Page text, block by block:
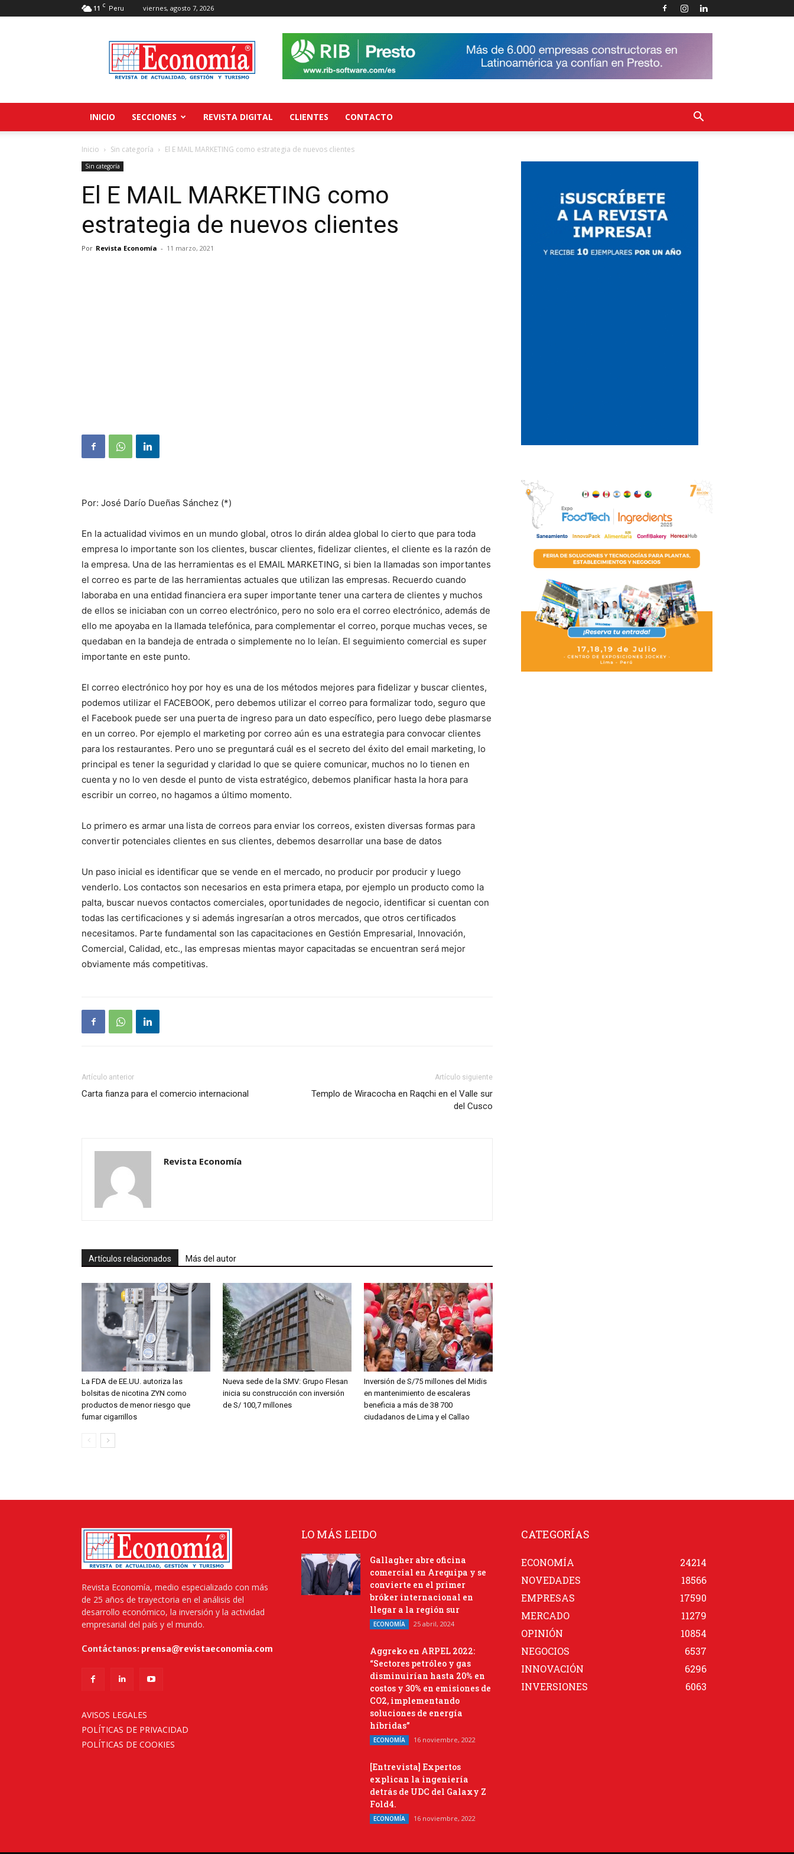
11 C Peru viernes, agosto 7, 2026
Revista
Economía
INICIO SECCIONES REVISTA DIGITAL CLIENTES CONTACTO
Inicio Sin categoría El E MAIL MARKETING como estrategia de nuevos clientes
Sin categoría
El E MAIL MARKETING como
estrategia de nuevos clientes
Por Revista Economía - 11 marzo, 2021
Por: José Darío Dueñas Sánchez (*)
En la actualidad vivimos en un mundo global, otros lo dirán aldea global lo cierto que para toda
empresa lo importante son los clientes, buscar clientes, fidelizar clientes, el cliente es la razón de
la empresa. Una de las herramientas es el EMAIL MARKETING, si bien la llamadas son importantes
el correo es parte de las herramientas actuales que utilizan las empresas. Recuerdo cuando
laboraba en una entidad financiera era super importante tener una cartera de clientes y muchos
de ellos se iniciaban con un correo electrónico, pero no solo era el correo electrónico, además de
ello me apoyaba en la llamada telefónica, para complementar el correo, porque muchas veces, se
quedaban en la bandeja de entrada o simplemente no lo leían. El seguimiento comercial es super
importante en este punto.
El correo electrónico hoy por hoy es una de los métodos mejores para fidelizar y buscar clientes,
podemos utilizar el FACEBOOK, pero debemos utilizar el correo para formalizar todo, seguro que
el Facebook puede ser una puerta de ingreso para un dato específico, pero luego debe plasmarse
en un correo. Por ejemplo el marketing por correo aún es una estrategia para convocar clientes
para los restaurantes. Pero uno se preguntará cuál es el secreto del éxito del email marketing, lo
principal es tener la seguridad y claridad lo que se quiere comunicar, muchos no lo tienen en
cuenta y no lo ven desde el punto de vista estratégico, debemos planificar hasta la hora para
escribir un correo, no hagamos a último momento.
Lo primero es armar una lista de correos para enviar los correos, existen diversas formas para
convertir potenciales clientes en sus clientes, debemos desarrollar una base de datos
Un paso inicial es identificar que se vende en el mercado, no producir por producir y luego
venderlo. Los contactos son necesarios en esta primera etapa, por ejemplo un producto como la
palta, buscar nuevos contactos comerciales, oportunidades de negocio, identificar si cuentan con
todas las certificaciones y si además ingresarían a otros mercados, que otros certificados
necesitamos. Parte fundamental son las capacitaciones en Gestión Empresarial, Innovación,
Comercial, Calidad, etc., las empresas mientas mayor capacitadas se encuentran será mejor
obviamente más competitivas.
Artículo anterior
Carta fianza para el comercio internacional
Artículo siguiente
Templo de Wiracocha en Raqchi en el Valle sur
del Cusco
Revista Economía
Artículos relacionados Más del autor
La FDA de EE.UU. autoriza las
bolsitas de nicotina ZYN como
productos de menor riesgo que
fumar cigarrillos
Nueva sede de la SMV: Grupo Flesan
inicia su construcción con inversión
de S/ 100,7 millones
Inversión de S/75 millones del Midis
en mantenimiento de escaleras
beneficia a más de 38 700
ciudadanos de Lima y el Callao
Revista Economía, medio especializado con más
de 25 años de trayectoria en el análisis del
desarrollo económico, la inversión y la actividad
empresarial del país y el mundo.
Contáctanos: prensa@revistaeconomia.com
AVISOS LEGALES
POLÍTICAS DE PRIVACIDAD
POLÍTICAS DE COOKIES
LO MÁS LEIDO
Gallagher abre oficina
comercial en Arequipa y se
convierte en el primer
bróker internacional en
llegar a la región sur
ECONOMÍA 25 abril, 2024
Aggreko en ARPEL 2022:
“Sectores petróleo y gas
disminuirían hasta 20% en
costos y 30% en emisiones de
CO2, implementando
soluciones de energía
híbridas”
ECONOMÍA 16 noviembre, 2022
[Entrevista] Expertos
explican la ingeniería
detrás de UDC del Galaxy Z
Fold4.
ECONOMÍA 16 noviembre, 2022
CATEGORÍAS
ECONOMÍA
24214
NOVEDADES
18566
EMPRESAS
17590
MERCADO
11279
OPINIÓN
10854
NEGOCIOS
6537
INNOVACIÓN
6296
INVERSIONES
6063